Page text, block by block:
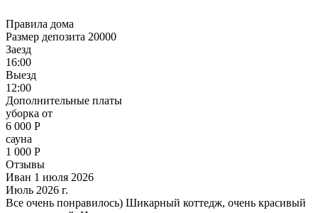
Правила дома
Размер депозита 20000
Заезд
16:00
Выезд
12:00
Дополнительные платы
уборка от
6 000 Р
сауна
1 000 Р
Отзывы
Иван 1 июля 2026
Июль 2026 г.
Все очень понравилось) Шикарный коттедж, очень красивый